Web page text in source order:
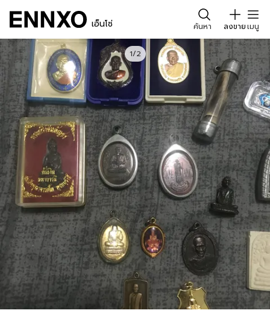
เอ็นโซ่ ค้นหา ลงขายเมนู
1/2